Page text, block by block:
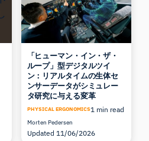
「ヒューマン・イン・ザ・
ループ」型デジタルツイ
ン：リアルタイムの生体セ
ンサーデータがシミュレー
タ研究に与える変革
PHYSICAL ERGONOMICS1 min read
Morten Pedersen
Updated 11/06/2026